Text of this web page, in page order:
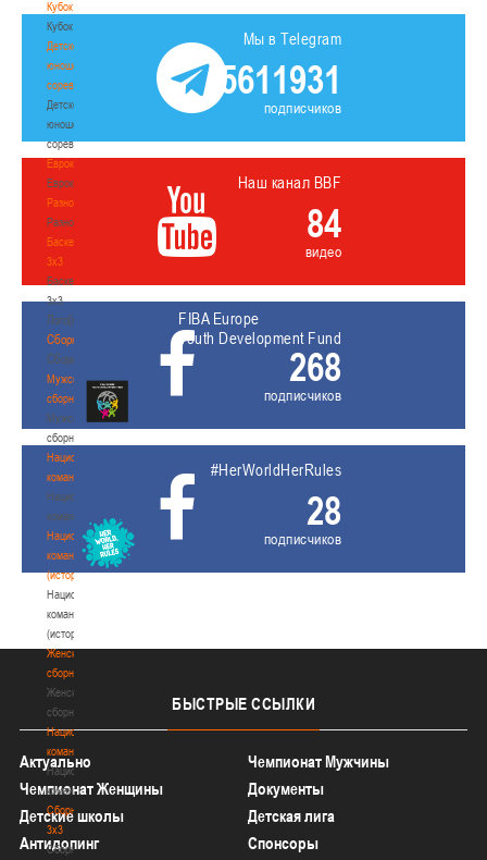
Кубок
Кубок
Детско-
юношеские
соревнования
Детско-
юношеские
соревнования
Еврокубки
Еврокубки
Разное
Разное
Баскетбол
3х3
Баскетбол
3х3
Лого[modid=121]
Сборные
Сборные
Мужские
сборные
Мужские
сборные
Национальная
команда
Национальная
команда
Национальная
команда
(история)
Национальная
команда
(история)
Женские
сборные
Женские
сборные
Национальная
команда
Национальная
команда
Сборные
3х3
Сборные
Мы в Telegram
5611931
подписчиков
Наш канал BBF
84
видео
FIBA Europe
Youth Development Fund
268
подписчиков
#HerWorldHerRules
28
подписчиков
БЫСТРЫЕ ССЫЛКИ
Актуально
Чемпионат Мужчины
Чемпионат Женщины
Документы
Детские школы
Детская лига
Антидопинг
Спонсоры